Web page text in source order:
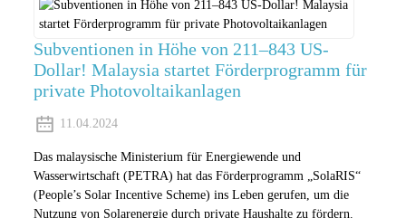
Subventionen in Höhe von 211–843 US-
Dollar! Malaysia startet Förderprogramm für
private Photovoltaikanlagen
11.04.2024
Das malaysische Ministerium für Energiewende und
Wasserwirtschaft (PETRA) hat das Förderprogramm „SolaRIS“
(People’s Solar Incentive Scheme) ins Leben gerufen, um die
Nutzung von Solarenergie durch private Haushalte zu fördern.